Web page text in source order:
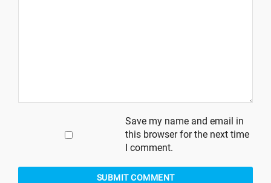
Save my name and email in
this browser for the next time
I comment.